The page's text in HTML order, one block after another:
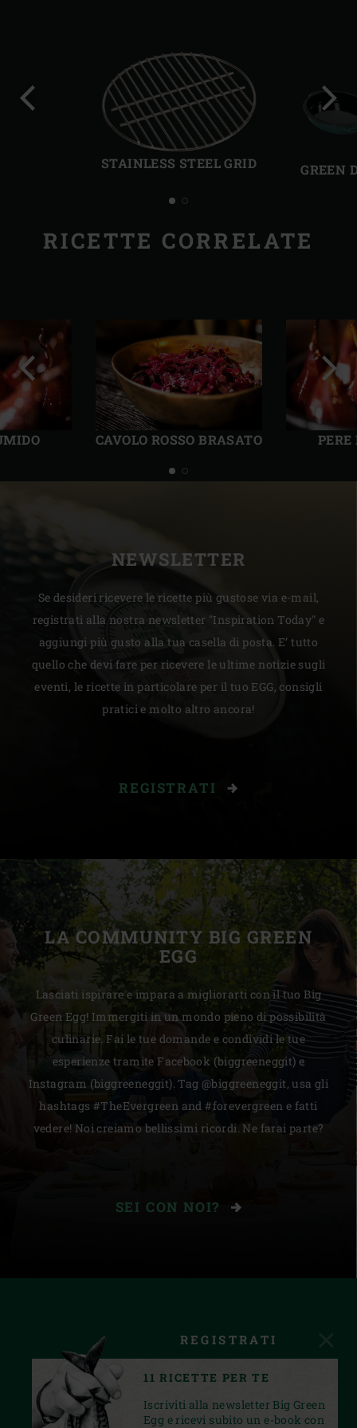
STAINLESS STEEL GRID GREEN
RICETTE CORRELATE
CAVOLO ROSSO BRASATO
Precedente
NEWSLETTER
Se desideri ricevere le ricette più gustose via e-mail,
registrati alla nostra newsletter "Inspiration Today" e
aggiungi più gusto alla tua casella di posta. E’ tutto
quello che devi fare per ricevere le ultime notizie sugli
eventi, le ricette in particolare per il tuo EGG, consigli
pratici e molto altro ancora!
REGISTRATI
LA COMMUNITY BIG GREEN
EGG
Lasciati ispirare e impara a migliorarti con il tuo Big
Green Egg! Immergiti in un mondo pieno di possibilità
culinarie. Fai le tue domande e condividi le tue
esperienze tramite Facebook (biggreeneggit) e
Instagram (biggreeneggit). Tag @biggreeneggit, usa gli
hashtags #TheEvergreen and #forevergreen e fatti
vedere! Noi creiamo bellissimi ricordi. Ne farai parte?
SEI CON NOI?
REGISTRATI
11 RICETTE PER TE
Iscriviti alla newsletter Big Green
Egg e ricevi subito un e-book con